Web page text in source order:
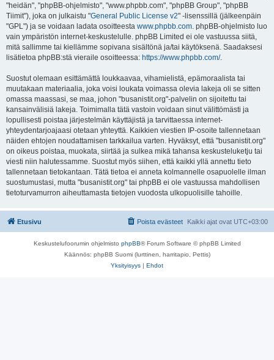
"heidän", "phpBB-ohjelmisto", "www.phpbb.com", "phpBB Group", "phpBB
Tiimit"), joka on julkaistu "General Public License v2" -lisenssillä (jälkeenpäin
"GPL") ja se voidaan ladata osoitteesta www.phpbb.com. phpBB-ohjelmisto luo
vain ympäristön internet-keskustelulle. phpBB Limited ei ole vastuussa siitä,
mitä sallimme tai kiellämme sopivana sisältönä ja/tai käytöksenä. Saadaksesi
lisätietoa phpBB:stä vieraile osoitteessa: https://www.phpbb.com/.
Suostut olemaan esittämättä loukkaavaa, vihamielistä, epämoraalista tai
muutakaan materiaalia, joka voisi loukata voimassa olevia lakeja oli se sitten
omassa maassasi, se maa, johon "busanistit.org"-palvelin on sijoitettu tai
kansainvälisiä lakeja. Toimimalla tätä vastoin voidaan sinut välittömästi ja
lopullisesti poistaa järjestelmän käyttäjistä ja tarvittaessa internet-
yhteydentarjoajaasi otetaan yhteyttä. Kaikkien viestien IP-osoite tallennetaan
näiden ehtojen noudattamisen tarkkailua varten. Hyväksyt, että "busanistit.org"
on oikeus poistaa, muokata, siirtää ja sulkea mikä tahansa keskusteluketju tai
viesti niin halutessamme. Suostut myös siihen, että kaikki yllä annettu tieto
tallennetaan tietokantaan. Tätä tietoa ei anneta kolmannelle osapuolelle ilman
suostumustasi, mutta "busanistit.org" tai phpBB ei ole vastuussa mahdollisen
tietoturvamurron aiheuttamasta tietojen vuodosta ulkopuolisille tahoille.
Etusivu Kaikki ajat ovat UTC+03:00
Poista evästeet
Keskustelufoorumin ohjelmisto phpBB® Forum Software © phpBB Limited
Käännös: phpBB Suomi (lurttinen, harritapio, Pettis)
Yksityisyys | Ehdot